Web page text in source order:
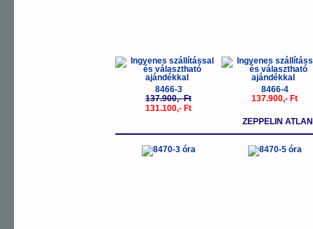
8466-3
137.900,- Ft
131.100,- Ft
8466-4
137.900,- Ft
ZEPPELIN
-15%